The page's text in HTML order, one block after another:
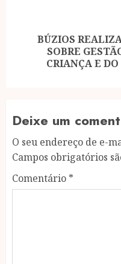
BÚZIOS
SOBRE
CRIANÇA E
Deixe um
O seu endereço de e-
Campos obrigatórios
Comentário *